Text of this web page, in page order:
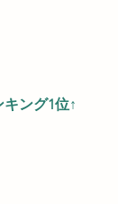
ング1位↑